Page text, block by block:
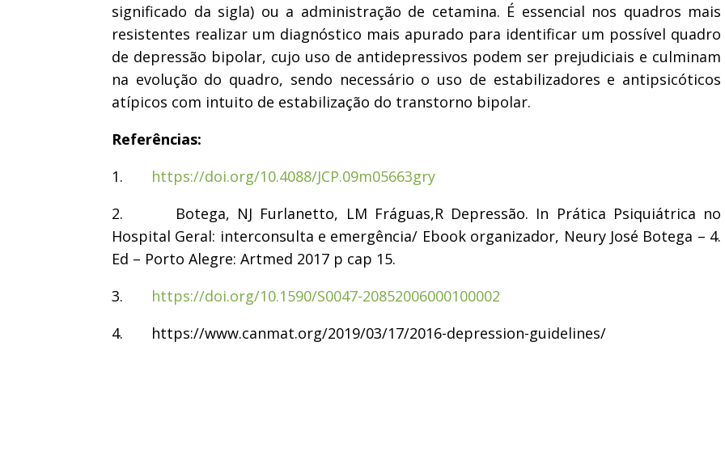
significado da sigla) ou a administração de cetamina. É essencial nos quadros mais
resistentes realizar um diagnóstico mais apurado para identificar um possível quadro
de depressão bipolar, cujo uso de antidepressivos podem ser prejudiciais e culminam
na evolução do quadro, sendo necessário o uso de estabilizadores e antipsicóticos
atípicos com intuito de estabilização do transtorno bipolar.
Referências:
1.
https://doi.org/10.4088/JCP.09m05663gry
2. Botega, NJ Furlanetto, LM Fráguas,R Depressão. In Prática Psiquiátrica no
Hospital Geral: interconsulta e emergência/ Ebook organizador, Neury José Botega – 4.
Ed – Porto Alegre: Artmed 2017 p cap 15.
3.
https://doi.org/10.1590/S0047-20852006000100002
4. https://www.canmat.org/2019/03/17/2016-depression-guidelines/